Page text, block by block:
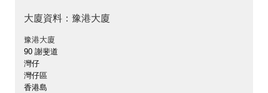
大廈資料：豫港大廈
豫港大廈
90 謝斐道
灣仔
灣仔區
香港島